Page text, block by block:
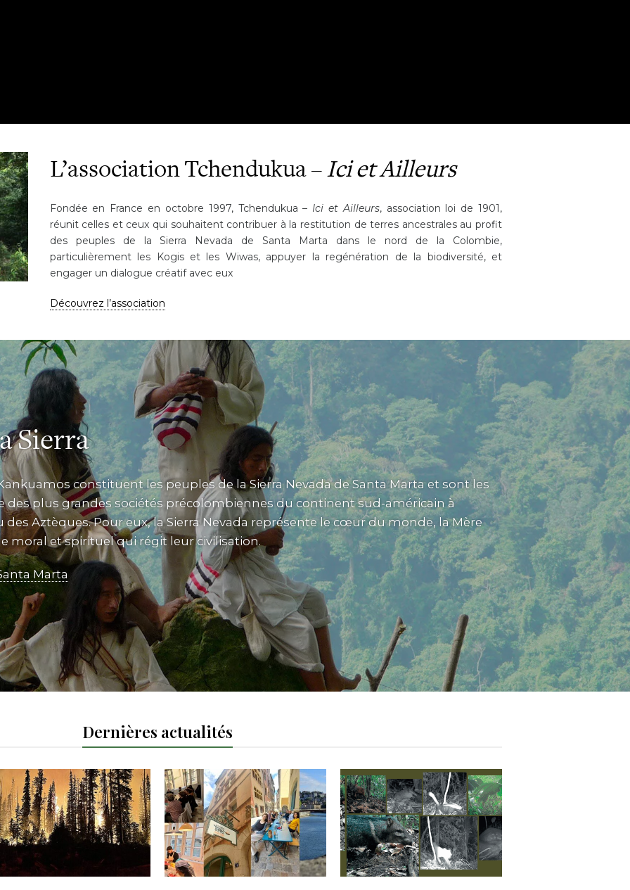
L’association Tchendukua –Ici et Ailleurs
Fondée en France en octobre 1997, Tchendukua – Ici et Ailleurs, association loi de 1901,
réunit celles et ceux qui souhaitent contribuer à la restitution de terres ancestrales au profit
des peuples de la Sierra Nevada de Santa Marta dans le nord de la Colombie,
particulièrement les Kogis et les Wiwas, appuyer la regénération de la biodiversité, et
engager un dialogue créatif avec eux
Découvrez l’association
Sierra
constituent les peuples de la Sierra Nevada de Santa Marta et sont les
des plus grandes sociétés précolombiennes du continent sud-américain à
des Aztèques. Pour eux, la Sierra Nevada représente le cœur du monde, la Mère
moral et spirituel qui régit leur civilisation.
Marta
Dernières actualités